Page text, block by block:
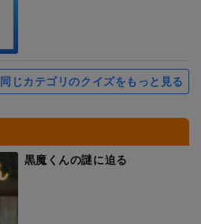
同じカテゴリのクイズをもっと見る
黒魔くんの謎に迫る